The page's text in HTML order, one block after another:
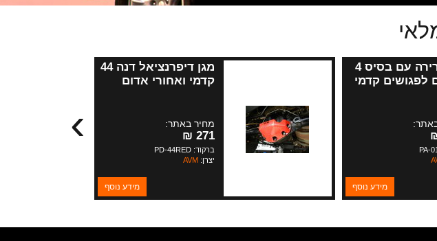
עין גרירה עם בסיס 4
לפגושים קדמי
מידע נוסף
מגן דיפרנציאל דנה 44
קדמי ואחורי אדום
מחיר באתר:
271 ₪
ברקוד: PD-44RED
יצרן: AVM
מידע נוסף
›